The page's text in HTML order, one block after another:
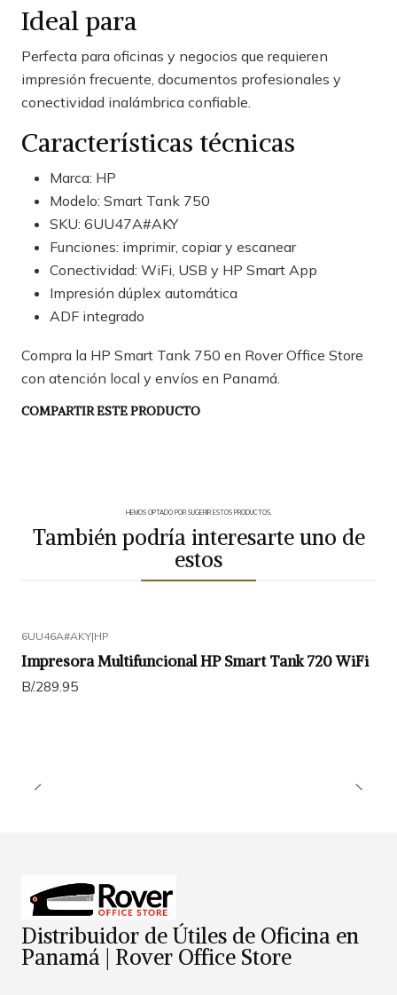
Ideal para
Perfecta para oficinas y negocios que requieren
impresión frecuente, documentos profesionales y
conectividad inalámbrica confiable.
Características técnicas
Marca: HP
Modelo: Smart Tank 750
SKU: 6UU47A#AKY
Funciones: imprimir, copiar y escanear
Conectividad: WiFi, USB y HP Smart App
Impresión dúplex automática
ADF integrado
Compra la HP Smart Tank 750 en Rover Office Store
con atención local y envíos en Panamá.
COMPARTIR ESTE PRODUCTO
HEMOS OPTADO POR SUGERIR ESTOS PRODUCTOS.
También podría interesarte uno de
estos
6UU46A#AKY|HP
Impresora Multifuncional HP Smart Tank 720 WiFi
B/.289.95
Distribuidor de Útiles de Oficina en
Panamá | Rover Office Store